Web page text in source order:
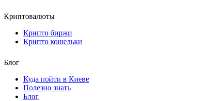
Криптовалюты
Крипто биржи
Крипто кошельки
Блог
Куда пойти в Киеве
Полезно знать
Блог